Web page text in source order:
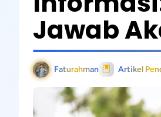
Jawab
Faturahman Artikel